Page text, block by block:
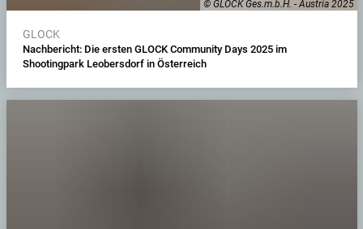
© GLOCK Ges.m.b.H. - Austria 2025
GLOCK
Nachbericht: Die ersten GLOCK Community Days 2025 im
Shootingpark Leobersdorf in Österreich